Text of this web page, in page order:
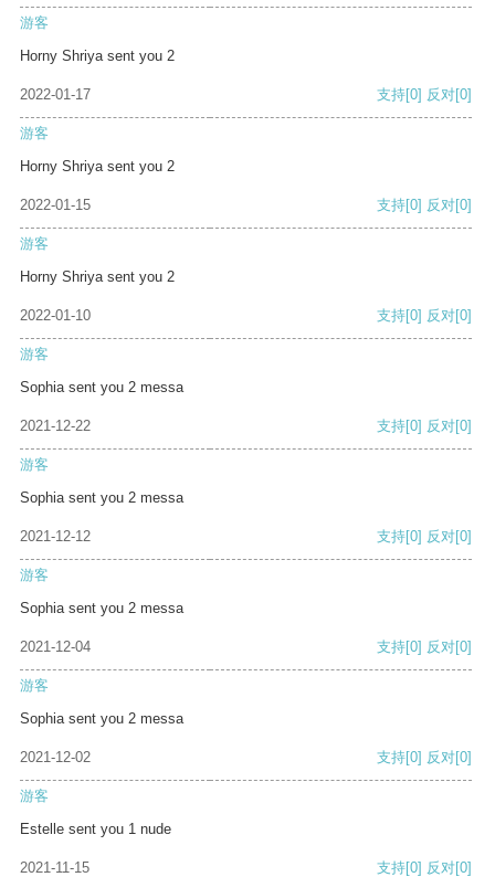
游客
Horny Shriya sent you 2
2022-01-17 支持[0] 反对[0]
游客
Horny Shriya sent you 2
2022-01-15 支持[0] 反对[0]
游客
Horny Shriya sent you 2
2022-01-10 支持[0] 反对[0]
游客
Sophia sent you 2 messa
2021-12-22 支持[0] 反对[0]
游客
Sophia sent you 2 messa
2021-12-12 支持[0] 反对[0]
游客
Sophia sent you 2 messa
2021-12-04 支持[0] 反对[0]
游客
Sophia sent you 2 messa
2021-12-02 支持[0] 反对[0]
游客
Estelle sent you 1 nude
2021-11-15 支持[0] 反对[0]